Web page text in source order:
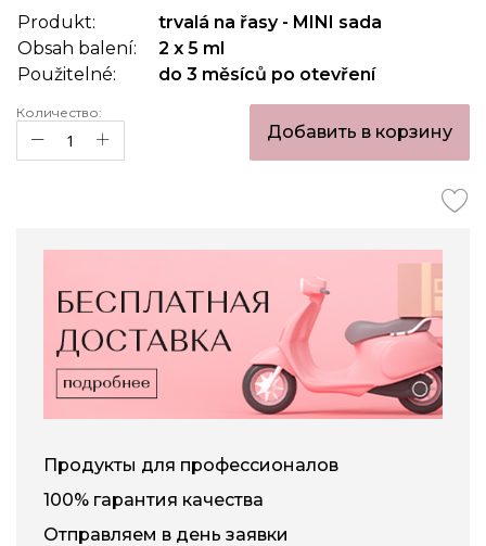
the
images
gallery
Produkt:
trvalá na řasy - MINI sada
Obsah balení:
2 x 5 ml
Použitelné:
do 3 měsíců po otevření
Количество:
Добавить в корзину
Продукты для профессионалов
100% гарантия качества
Отправляем в день заявки